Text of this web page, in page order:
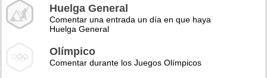
Huelga General
Comentar una entrada un día en que haya
Huelga General
Olímpico
Comentar durante los Juegos Olímpicos